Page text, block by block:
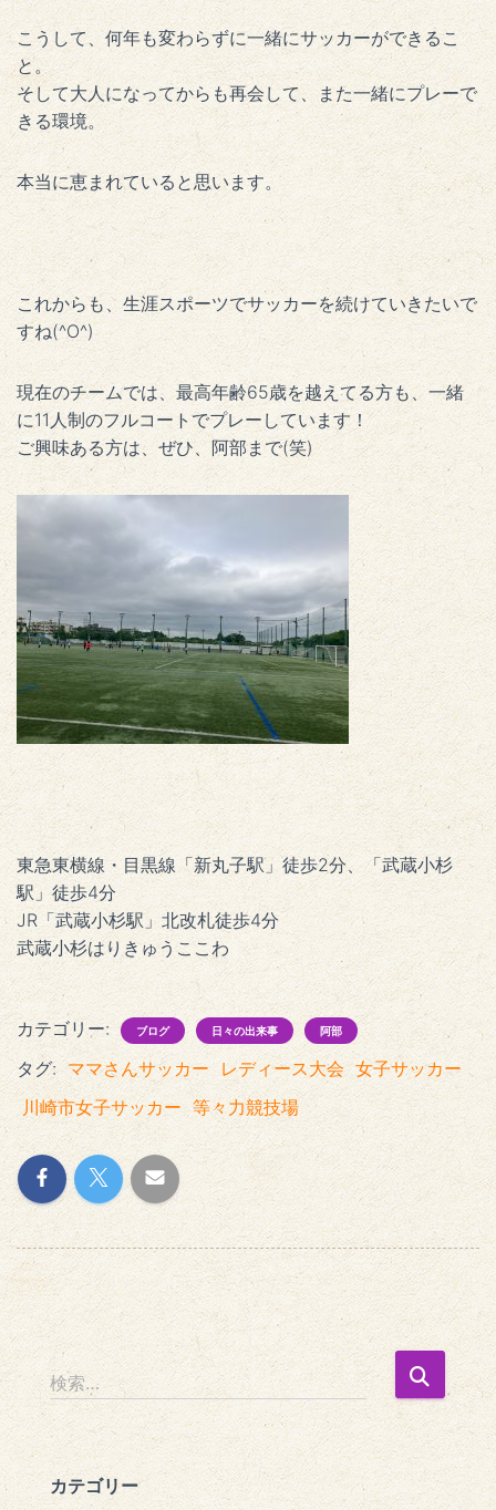
こうして、何年も変わらずに一緒にサッカーができるこ
と。
そして大人になってからも再会して、また一緒にプレーで
きる環境。
本当に恵まれていると思います。
これからも、生涯スポーツでサッカーを続けていきたいで
すね(^O^)
現在のチームでは、最高年齢65歳を越えてる方も、一緒
に11人制のフルコートでプレーしています！
ご興味ある方は、ぜひ、阿部まで(笑)
東急東横線・目黒線「新丸子駅」徒歩2分、「武蔵小杉
駅」徒歩4分
JR「武蔵小杉駅」北改札徒歩4分
武蔵小杉はりきゅうここわ
カテゴリー: ブログ 日々の出来事 阿部
タグ: ママさんサッカー レディース大会 女子サッカー
川崎市女子サッカー 等々力競技場
検
索
:
検索…
カテゴリー